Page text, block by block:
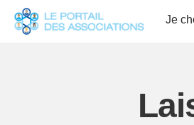
Je
Panneau de gestion des cookies